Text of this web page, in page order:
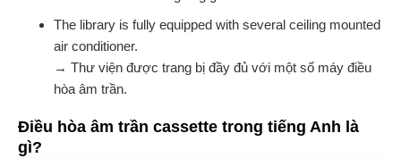
The library is fully equipped with several ceiling mounted
air conditioner.
→ Thư viện được trang bị đầy đủ với một số máy điều
hòa âm trần.
Điều hòa âm trần cassette trong tiếng Anh là
gì?